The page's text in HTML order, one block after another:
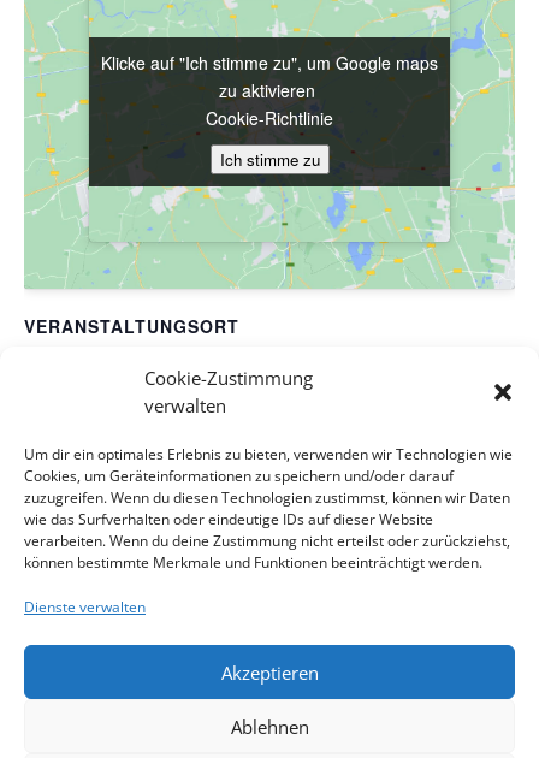
Cookie-Zustimmung
verwalten
Um dir ein optimales Erlebnis zu bieten, verwenden wir Technologien wie
Cookies, um Geräteinformationen zu speichern und/oder darauf
zuzugreifen. Wenn du diesen Technologien zustimmst, können wir Daten
wie das Surfverhalten oder eindeutige IDs auf dieser Website
verarbeiten. Wenn du deine Zustimmung nicht erteilst oder zurückziehst,
können bestimmte Merkmale und Funktionen beeinträchtigt werden.
Dienste verwalten
Akzeptieren
Ablehnen
VERANSTALTUNGSORT
Evang. Pfarrgemeinde A.B. Wien-Hetzendorf
Biedermanngasse 11-13
Veranstaltungsort-Website anzeigen
Klicke auf "Ich stimme zu", um Google maps
zu aktivieren
Cookie-Richtlinie
Ich stimme zu
Klicke auf "Ich stimme zu", um Google maps
zu aktivieren
Cookie-Richtlinie
Ich stimme zu
Himmelfahrt mit Pfr.
Christopher Türke &
(Konfirmation)
Pfingstsonntag mit Pfr. Christopher Türke &
Gastprediger Bernhard Lasser (Methodistische
Kontakt